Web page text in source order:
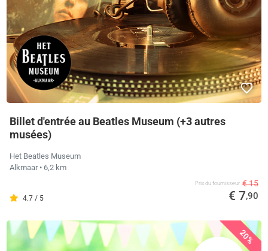
Billet d'entrée au Beatles Museum (+3 autres
musées)
Het Beatles Museum
Alkmaar • 6,2 km
4.7 / 5
Prix ​​du fournisseur € 15
€ 7,90
20%